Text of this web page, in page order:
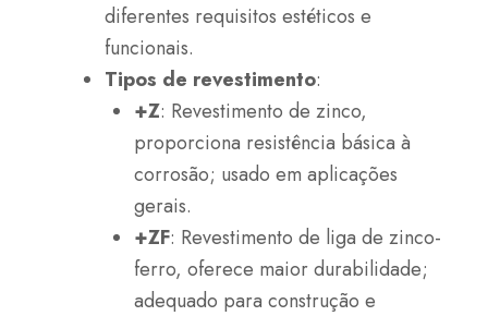
diferentes requisitos estéticos e
funcionais.
Tipos de revestimento:
+Z: Revestimento de zinco,
proporciona resistência básica à
corrosão; usado em aplicações
gerais.
+ZF: Revestimento de liga de zinco-
ferro, oferece maior durabilidade;
adequado para construção e